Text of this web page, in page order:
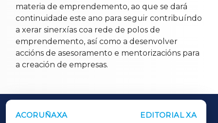
materia de emprendemento, ao que se dará
continuidade este ano para seguir contribuíndo
a xerar sinerxías coa rede de polos de
emprendemento, así como a desenvolver
accións de asesoramento e mentorizacións para
a creación de empresas.
ACORUÑAXA EDITORIAL XA
OUTROS PERIÓDICOS